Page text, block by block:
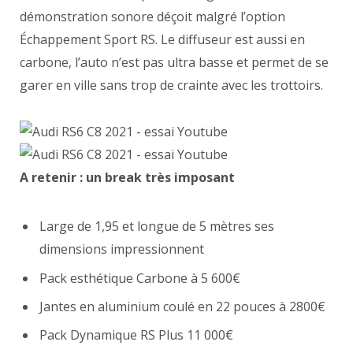
démonstration sonore déçoit malgré l’option
Échappement Sport RS. Le diffuseur est aussi en
carbone, l’auto n’est pas ultra basse et permet de se
garer en ville sans trop de crainte avec les trottoirs.
A retenir : un break très imposant
Large de 1,95 et longue de 5 mètres ses
dimensions impressionnent
Pack esthétique Carbone à 5 600€
Jantes en aluminium coulé en 22 pouces à 2800€
Pack Dynamique RS Plus 11 000€